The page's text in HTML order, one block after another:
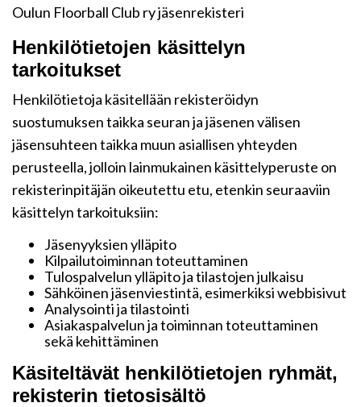
Oulun Floorball Club ry jäsenrekisteri
Henkilötietojen käsittelyn
tarkoitukset
Henkilötietoja käsitellään rekisteröidyn
suostumuksen taikka seuran ja jäsenen välisen
jäsensuhteen taikka muun asiallisen yhteyden
perusteella, jolloin lainmukainen käsittelyperuste on
rekisterinpitäjän oikeutettu etu, etenkin seuraaviin
käsittelyn tarkoituksiin:
Jäsenyyksien ylläpito
Kilpailutoiminnan toteuttaminen
Tulospalvelun ylläpito ja tilastojen julkaisu
Sähköinen jäsenviestintä, esimerkiksi webbisivut
Analysointi ja tilastointi
Asiakaspalvelun ja toiminnan toteuttaminen
sekä kehittäminen
Käsiteltävät henkilötietojen ryhmät,
rekisterin tietosisältö